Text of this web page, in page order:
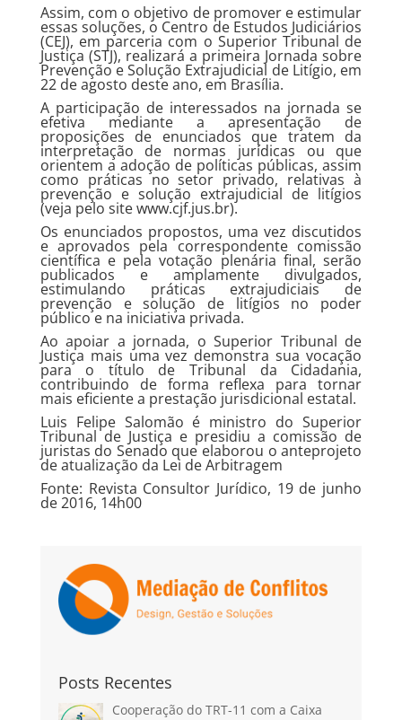
Assim, com o objetivo de promover e estimular
essas soluções, o Centro de Estudos Judiciários
(CEJ), em parceria com o Superior Tribunal de
Justiça (STJ), realizará a primeira Jornada sobre
Prevenção e Solução Extrajudicial de Litígio, em
22 de agosto deste ano, em Brasília.
A participação de interessados na jornada se
efetiva mediante a apresentação de
proposições de enunciados que tratem da
interpretação de normas jurídicas ou que
orientem a adoção de políticas públicas, assim
como práticas no setor privado, relativas à
prevenção e solução extrajudicial de litígios
(veja pelo sitewww.cjf.jus.br).
Os enunciados propostos, uma vez discutidos
e aprovados pela correspondente comissão
científica e pela votação plenária final, serão
publicados e amplamente divulgados,
estimulando práticas extrajudiciais de
prevenção e solução de litígios no poder
público e na iniciativa privada.
Ao apoiar a jornada, o Superior Tribunal de
Justiça mais uma vez demonstra sua vocação
para o título de Tribunal da Cidadania,
contribuindo de forma reflexa para tornar
mais eficiente a prestação jurisdicional estatal.
Luis Felipe Salomão é ministro do Superior
Tribunal de Justiça e presidiu a comissão de
juristas do Senado que elaborou o anteprojeto
de atualização da Lei de Arbitragem
Fonte: Revista Consultor Jurídico, 19 de junho
de 2016, 14h00
Posts Recentes
Cooperação do TRT-11 com a Caixa